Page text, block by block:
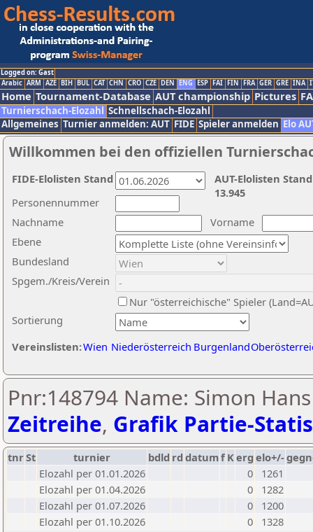
Logged on: Gast
Arabic ARM AZE BIH BUL CAT CHN CRO CZE DEN ENG ESP FAI FIN FRA GER GRE INA
Home Tournament-Database AUT championship Pictures
Turnierschach-Elozahl Schnellschach-Elozahl
Allgemeines Turnier anmelden: AUT FIDE Spieler anmelden Elo
Willkommen bei den offiziellen
Nachname
Vorname
Ebene
Sortierung
Personennummer
Bundesland
Spgem./Kreis/Verein
Nur "österreichische" Spieler
Vereinslisten:Wien Niederösterreich Burgenland
AUT-Elolisten
13.945
FIDE-Elolisten Stand
Pnr:148794 Name: Simon
Zeitreihe, Grafik Partie-
tnrSt turnier bdld rd datumf Kerg elo+/-
Elozahl per 01.01.2026
0
1261
Elozahl per 01.04.2026
0
1282
Elozahl per 01.07.2026
0
1200
Elozahl per 01.10.2026
0 1328